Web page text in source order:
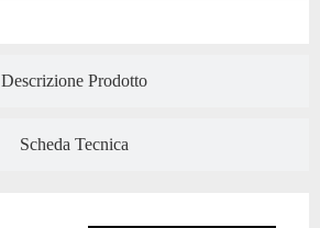
Descrizione Prodotto
Scheda Tecnica